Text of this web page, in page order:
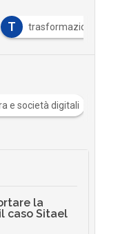
T trasformazione
e società digitali
la
caso Sitael